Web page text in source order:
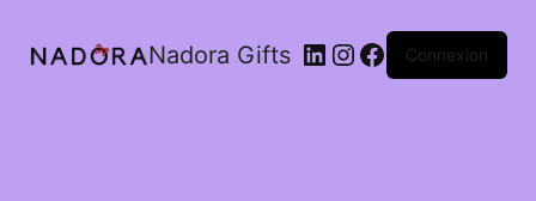
Nadora Gifts LinkedIn
Instagram
Facebook
Connexion